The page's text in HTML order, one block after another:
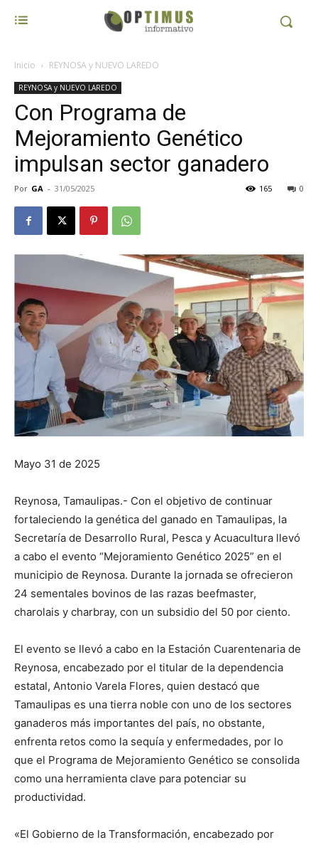
Inicio REYNOSA y NUEVO LAREDO
REYNOSA y NUEVO LAREDO
Con Programa de
Mejoramiento Genético
impulsan sector ganadero
Por GA - 31/05/2025 0
165
Mayo 31 de 2025
Reynosa, Tamaulipas.- Con el objetivo de continuar
fortaleciendo la genética del ganado en Tamaulipas, la
Secretaría de Desarrollo Rural, Pesca y Acuacultura llevó
a cabo el evento “Mejoramiento Genético 2025” en el
municipio de Reynosa. Durante la jornada se ofrecieron
24 sementales bovinos de las razas beefmaster,
charolais y charbray, con un subsidio del 50 por ciento.
El evento se llevó a cabo en la Estación Cuarentenaria de
Reynosa, encabezado por el titular de la dependencia
estatal, Antonio Varela Flores, quien destacó que
Tamaulipas es una tierra noble con uno de los sectores
ganaderos más importantes del país, no obstante,
enfrenta retos como la sequía y enfermedades, por lo
que el Programa de Mejoramiento Genético se consolida
como una herramienta clave para potenciar su
productividad.
«El Gobierno de la Transformación, encabezado por